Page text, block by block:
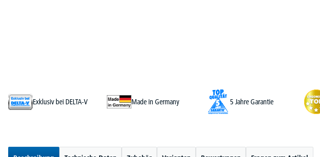
Exklusiv bei DELTA-V
Made in Germany 5 Jahre Garantie